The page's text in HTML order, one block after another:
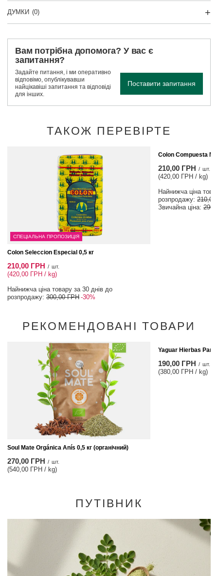
ДУМКИ (0)
Вам потрібна допомога? У вас є
запитання?
Задайте питання, і ми оперативно
відповімо, опублікувавши
найцікавіші запитання та відповіді
для інших.
Поставити запитання
ТАКОЖ ПЕРЕВІРТЕ
СПЕЦІАЛЬНА ПРОПОЗИЦІЯ
Colon Seleccion Especial 0,5 кг
210,00 ГРН / шт.
(420,00 ГРН / kg)
Найнижча ціна товару за 30 днів до
розпродажу: 300,00 ГРН -30%
Colon Compuesta
210,00 ГРН / шт.
(420,00 ГРН / kg)
Найнижча ціна
розпродажу:
Звичайна ціна:
РЕКОМЕНДОВАНІ ТОВАРИ
Soul Mate Orgánica Anís 0,5 кг (органічний)
270,00 ГРН / шт.
(540,00 ГРН / kg)
Yaguar Hierbas
190,00 ГРН / шт.
(380,00 ГРН / kg)
ПУТІВНИК